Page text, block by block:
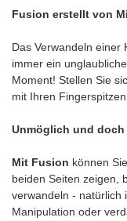
Fusion erstellt von
Das Verwandeln einer
immer ein
Moment! Stellen Sie
mit Ihren
Unmöglich und
Mit Fusion können
beiden Seiten zeigen,
verwandeln - natürlich
Manipulation oder